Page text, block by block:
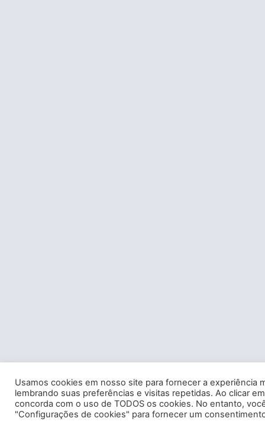
Usamos cookies em nosso site para fornecer a experiência
lembrando suas preferências e visitas repetidas. Ao clicar
concorda com o uso de TODOS os cookies. No entanto,
"Configurações de cookies" para fornecer um